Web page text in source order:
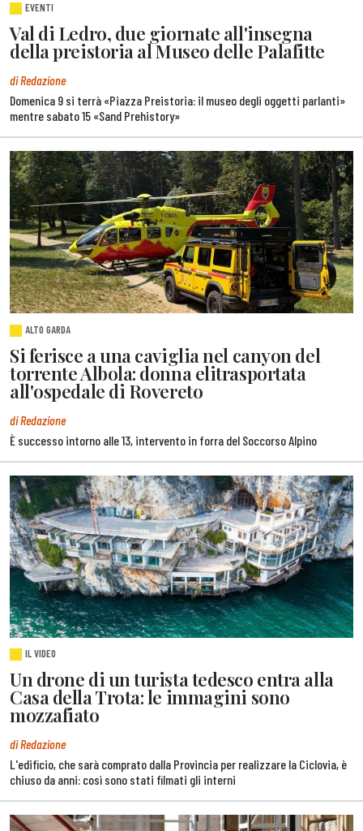
EVENTI
Val di Ledro, due giornate all'insegna
della preistoria al Museo delle Palafitte
di Redazione
Domenica 9 si terrà «Piazza Preistoria: il museo degli oggetti parlanti»
mentre sabato 15 «Sand Prehistory»
ALTO GARDA
Si ferisce a una caviglia nel canyon del
torrente Albola: donna elitrasportata
all'ospedale di Rovereto
di Redazione
È successo intorno alle 13, intervento in forra del Soccorso Alpino
IL VIDEO
Un drone di un turista tedesco entra alla
Casa della Trota: le immagini sono
mozzafiato
di Redazione
L'edificio, che sarà comprato dalla Provincia per realizzare la Ciclovia, è
chiuso da anni: così sono stati filmati gli interni